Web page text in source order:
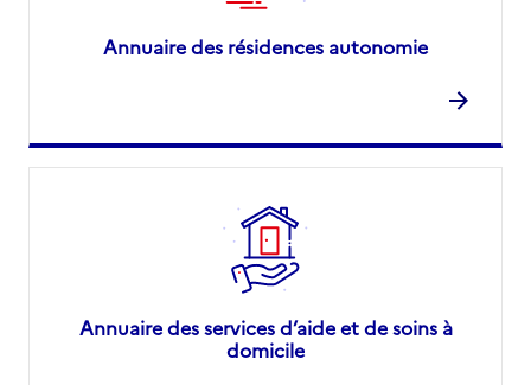
Annuaire des résidences autonomie
Annuaire des services d’aide et de soins à
domicile